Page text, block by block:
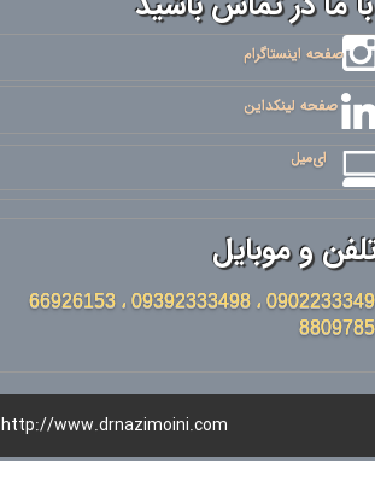
​http://www.drnazimoini.com
​​​​صفحه اینستاگرام
صفحه لینکداین
ای‌میل
و موبایل